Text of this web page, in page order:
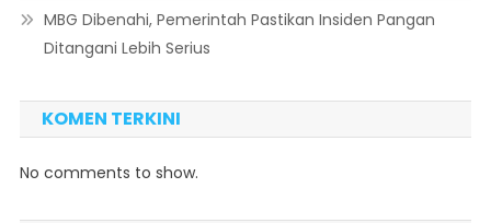
MBG Dibenahi, Pemerintah Pastikan Insiden Pangan
Ditangani Lebih Serius
KOMEN TERKINI
No comments to show.